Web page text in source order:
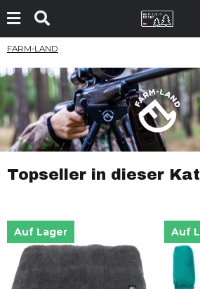
FARM-LAND
Topseller in dieser
Auf Lager Auf